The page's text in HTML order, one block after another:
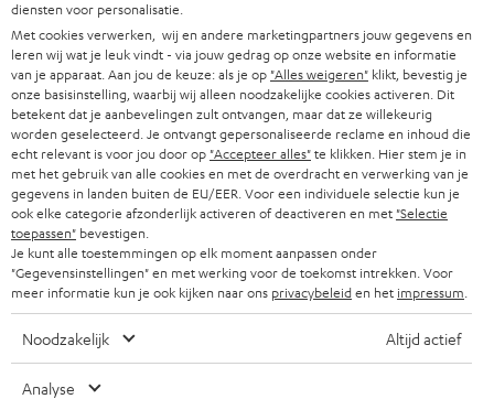
Teufel blog
Audiotechnologieën, hifi-trends, tips & tricks
Teufel Support
Veelgestelde vragen
Contact
Retourneren
Traceer bestelling
diensten voor personalisatie.
Met cookies verwerken, wij en andere marketingpartners jouw gegevens en
leren wij wat je leuk vindt - via jouw gedrag op onze website en informatie
van je apparaat. Aan jou de keuze: als je op "Alles weigeren" klikt, bevestig je
onze basisinstelling, waarbij wij alleen noodzakelijke cookies activeren. Dit
betekent dat je aanbevelingen zult ontvangen, maar dat ze willekeurig
worden geselecteerd. Je ontvangt gepersonaliseerde reclame en inhoud die
echt relevant is voor jou door op "Accepteer alles"te klikken. Hier stem je in
met het gebruik van alle cookies en met de overdracht en verwerking van je
gegevens in landen buiten de EU/EER. Voor een individuele selectie kun je
ook elke categorie afzonderlijk activeren of deactiveren en met "Selectie
toepassen" bevestigen.
Je kunt alle toestemmingen op elk moment aanpassen onder
"Gegevensinstellingen" en met werking voor de toekomst intrekken. Voor
meer informatie kun je ook kijken naar ons privacybeleiden het impressum
Noodzakelijk Altijd actief
Analyse